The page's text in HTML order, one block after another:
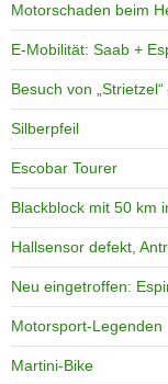
Motorschaden beim
E-Mobilität: Saab +
Besuch von
Silberpfeil
Escobar Tourer
Blackblock mit 50 km
Hallsensor defekt,
Neu eingetroffen:
Motorsport-Legenden
Martini-Bike